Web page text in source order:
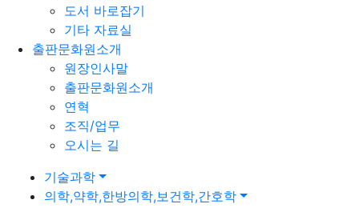
도서 바로잡기
기타 자료실
출판문화원소개
원장인사말
출판문화원소개
연혁
조직/업무
오시는 길
기술과학
의학,약학,한방의학,보건학,간호학